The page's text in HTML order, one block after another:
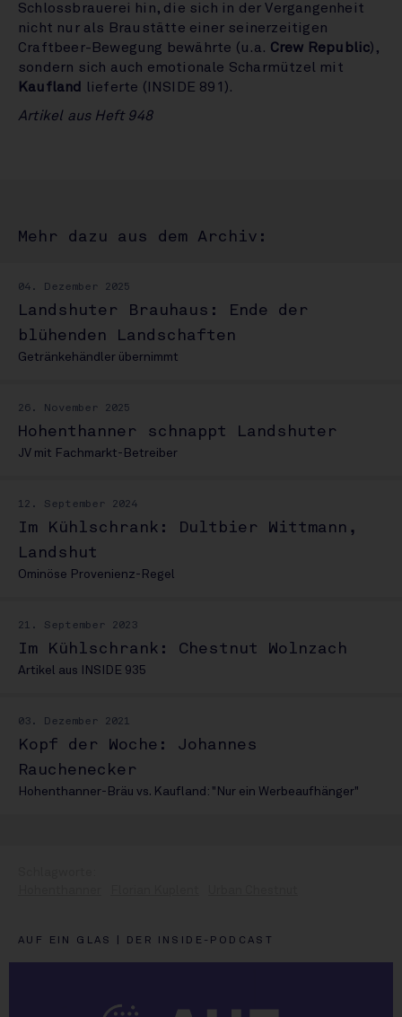
Schlossbrauerei hin, die sich in der Vergangenheit
nicht nur als Braustätte einer seinerzeitigen
Craftbeer-Bewegung bewährte (u.a. Crew Republic),
sondern sich auch emotionale Scharmützel mit
Kaufland
lieferte (INSIDE 891).
Artikel aus Heft 948
Mehr dazu aus dem Archiv:
04. Dezember 2025
Landshuter Brauhaus: Ende der
blühenden Landschaften
Getränkehändler übernimmt
26. November 2025
Hohenthanner schnappt Landshuter
JV mit Fachmarkt-Betreiber
12. September 2024
Im Kühlschrank: Dultbier Wittmann,
Landshut
Ominöse Provenienz-Regel
21. September 2023
Im Kühlschrank: Chestnut Wolnzach
Artikel aus INSIDE 935
03. Dezember 2021
Kopf der Woche: Johannes
Rauchenecker
Hohenthanner-Bräu vs. Kaufland: "Nur ein Werbeaufhänger"
AUF EIN GLAS | DER INSIDE-PODCAST